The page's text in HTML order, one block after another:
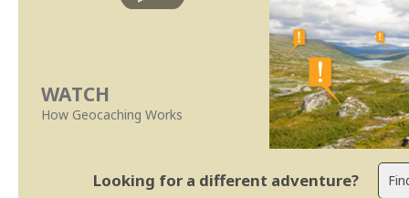
WATCH
How Geocaching Works
Looking for a different adventure?